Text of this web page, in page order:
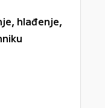
hlađenje,